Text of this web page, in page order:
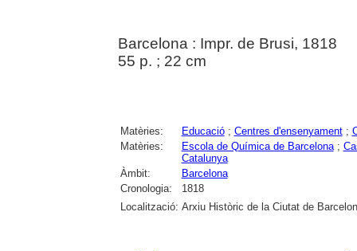
Barcelona : Impr. de Brusi, 1818
55 p. ; 22 cm
Matèries: Educació; Centres d'ensenyament;
Matèries:
Escola de Química de Barcelona;
Catalunya
Àmbit:
Barcelona
Cronologia:
1818
Localització: Arxiu Històric de la Ciutat de